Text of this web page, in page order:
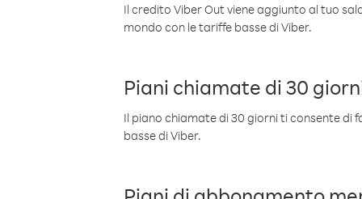
Il credito Viber Out viene aggiunto al tuo
mondo con le tariffe basse di Viber.
Piani chiamate di 30
Il piano chiamate di 30 giorni ti consente di
basse di Viber.